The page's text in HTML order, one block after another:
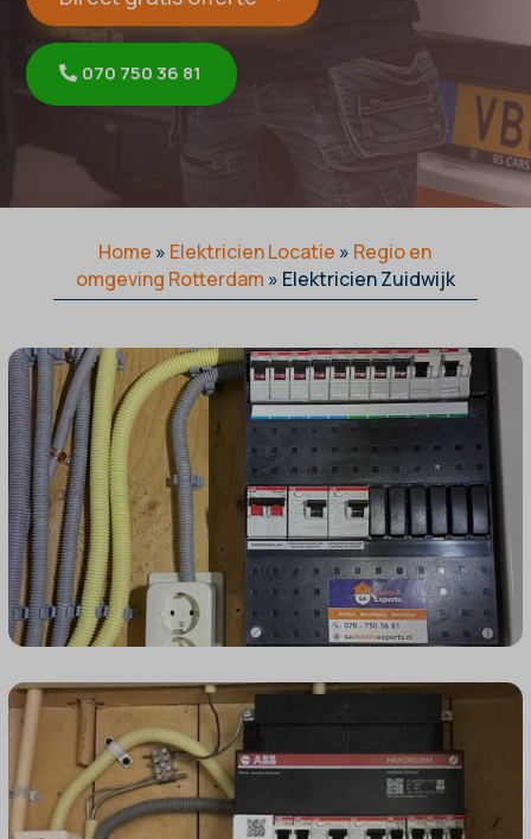
070 750 36 81
Home » Elektricien Locatie » Regio en
omgeving Rotterdam » Elektricien Zuidwijk